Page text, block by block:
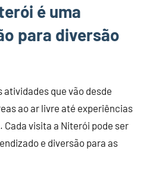
é uma
para diversão
que vão desde
ao ar livre até experiências
visita a Niterói pode ser
e diversão para as